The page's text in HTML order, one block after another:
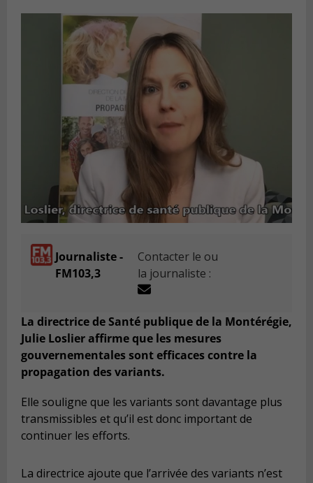
Journaliste -
FM103,3
Contacter le ou
la journaliste :
La directrice de Santé publique de la Montérégie,
Julie Loslier affirme que les mesures
gouvernementales sont efficaces contre la
propagation des variants.
Elle souligne que les variants sont davantage plus
transmissibles et qu’il est donc important de
continuer les efforts.
La directrice ajoute que l’arrivée des variants n’est